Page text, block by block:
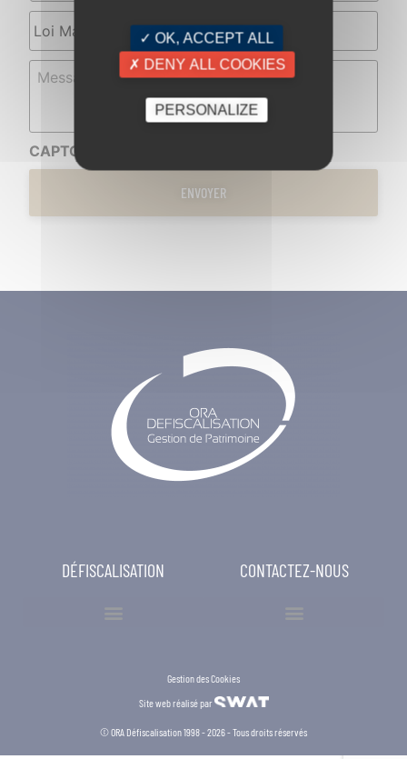
Revenu *
Sujet
Message
CAPTCHA
DÉFISCALISATION CONTACTEZ-NOUS
Gestion des Cookies
Site web réalisé par
© ORA Défiscalisation 1998 - 2026 - Tous droits réservés
✓ OK, ACCEPT ALL
✗ DENY ALL COOKIES
PERSONALIZE